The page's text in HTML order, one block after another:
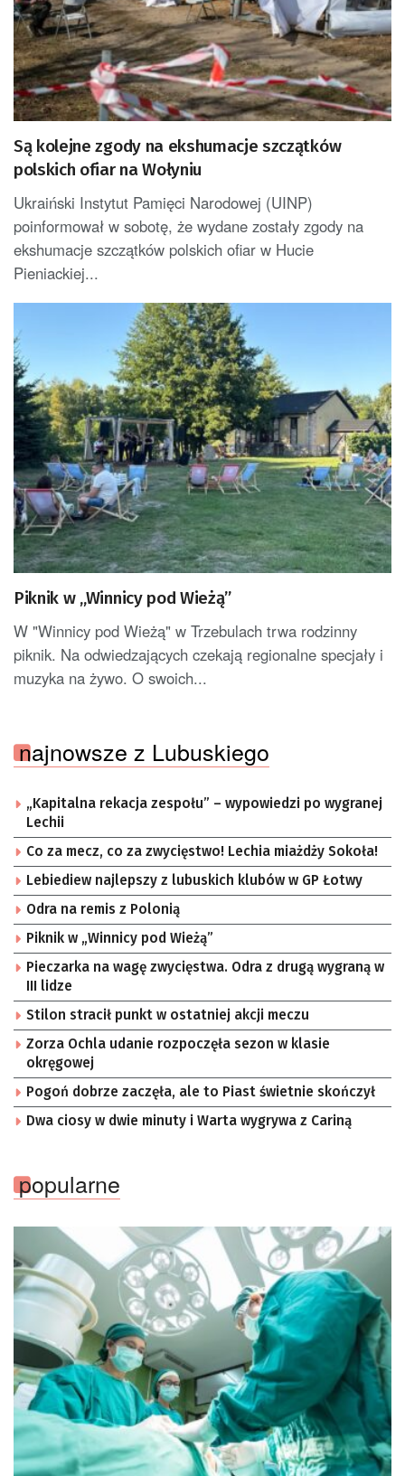
Są kolejne zgody na ekshumacje szczątków
polskich ofiar na Wołyniu
Ukraiński Instytut Pamięci Narodowej (UINP)
poinformował w sobotę, że wydane zostały zgody na
ekshumacje szczątków polskich ofiar w Hucie
Pieniackiej...
Piknik w „Winnicy pod Wieżą”
W "Winnicy pod Wieżą" w Trzebulach trwa rodzinny
piknik. Na odwiedzających czekają regionalne specjały i
muzyka na żywo. O swoich...
najnowsze z Lubuskiego
„Kapitalna rekacja zespołu” – wypowiedzi po wygranej
Lechii
Co za mecz, co za zwycięstwo! Lechia miażdży Sokoła!
Lebiediew najlepszy z lubuskich klubów w GP Łotwy
Odra na remis z Polonią
Piknik w „Winnicy pod Wieżą”
Pieczarka na wagę zwycięstwa. Odra z drugą wygraną w
III lidze
Stilon stracił punkt w ostatniej akcji meczu
Zorza Ochla udanie rozpoczęła sezon w klasie
okręgowej
Pogoń dobrze zaczęła, ale to Piast świetnie skończył
Dwa ciosy w dwie minuty i Warta wygrywa z Cariną
popularne